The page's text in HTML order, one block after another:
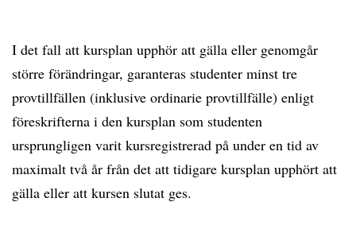
I det fall att kursplan upphör att gälla eller genomgår
större förändringar, garanteras studenter minst tre
provtillfällen (inklusive ordinarie provtillfälle) enligt
föreskrifterna i den kursplan som studenten
ursprungligen varit kursregistrerad på under en tid av
maximalt två år från det att tidigare kursplan upphört att
gälla eller att kursen slutat ges.